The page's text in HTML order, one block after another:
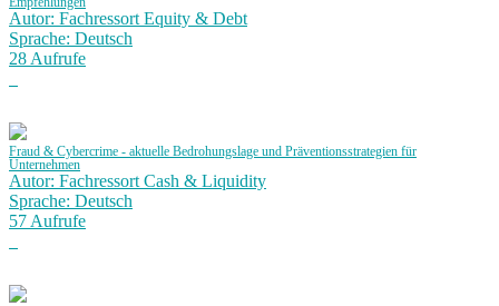
Autor: Fachressort Equity & Debt
Sprache: Deutsch
28 Aufrufe
Fraud & Cybercrime - aktuelle Bedrohungslage und Präventionsstrategien für
Unternehmen
Autor: Fachressort Cash & Liquidity
Sprache: Deutsch
57 Aufrufe